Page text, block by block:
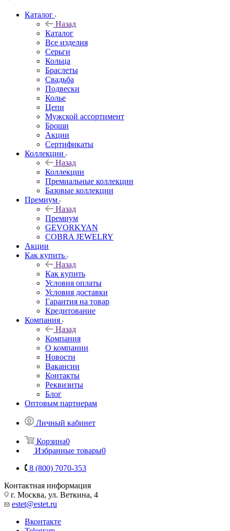
Каталог
Назад
Каталог
Все изделия
Серьги
Кольца
Браслеты
Свадьба
Подвески
Колье
Цепи
Мужской ассортимент
Броши
Акции
Сертификаты
Коллекции
Назад
Коллекции
Премиальные коллекции
Базовые коллекции
Премиум
Назад
Премиум
GEVORKYAN
COBRA JEWELRY
Акции
Как купить
Назад
Как купить
Условия оплаты
Условия доставки
Гарантия на товар
Кредитование
Компания
Назад
Компания
О компании
Новости
Вакансии
Контакты
Реквизиты
Блог
Оптовым партнерам
Личный кабинет
Корзина0
Избранные товары0
8 (800) 7070-353
Контактная информация
г. Москва, ул. Веткина, 4
estet@estet.ru
Вконтакте